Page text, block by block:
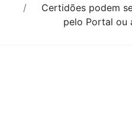
Certidões podem
pelo Portal ou